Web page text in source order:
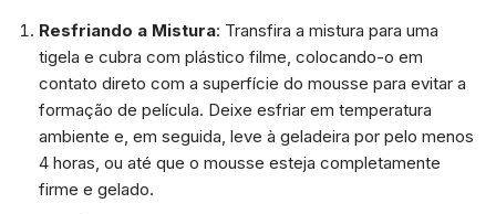
Resfriando a Mistura: Transfira a mistura para uma
tigela e cubra com plástico filme, colocando-o em
contato direto com a superfície do mousse para evitar a
formação de película. Deixe esfriar em temperatura
ambiente e, em seguida, leve à geladeira por pelo menos
4 horas, ou até que o mousse esteja completamente
firme e gelado.